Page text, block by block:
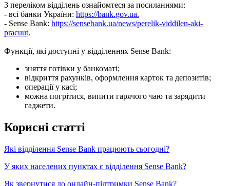
З переліком відділень ознайомтеся за посиланнями:
- всі банки України: https://bank.gov.ua.
- Sense Bank: https://sensebank.ua/news/perelik-viddilen-aki-
pracuut.
Функції, які доступні у відділеннях Sense Bank:
зняття готівки у банкоматі;
відкриття рахунків, оформлення карток та депозитів;
операції у касі;
можна погрітися, випити гарячого чаю та зарядити
гаджети.
Корисні статті
Які відділення Sense Bank працюють сьогодні?
У яких населених пунктах є відділення Sense Bank?
Як звернутися до онлайн-підтримки Sense Bank?